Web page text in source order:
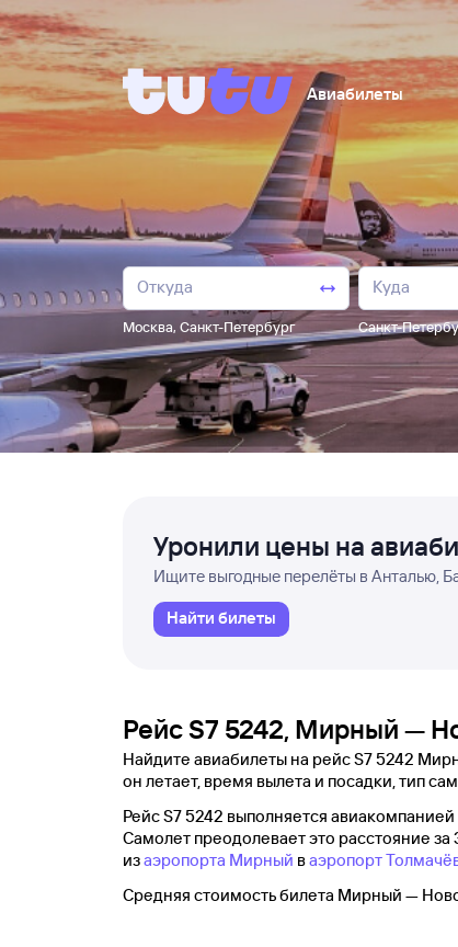
Авиабилеты
Москва, Санкт-Петербург Санкт-
Уронили цены на
Ищите выгодные перелёты в Анталью,
Найти билеты
Рейс S7 5242, Мирный —
Найдите авиабилеты на рейс S7 5242
он летает, время вылета и посадки, тип
Рейс S7 5242 выполняется авиакомпанией
Самолет преодолевает это расстояние
изаэропорта Мирный ваэропорт
Средняя стоимость билета Мирный —